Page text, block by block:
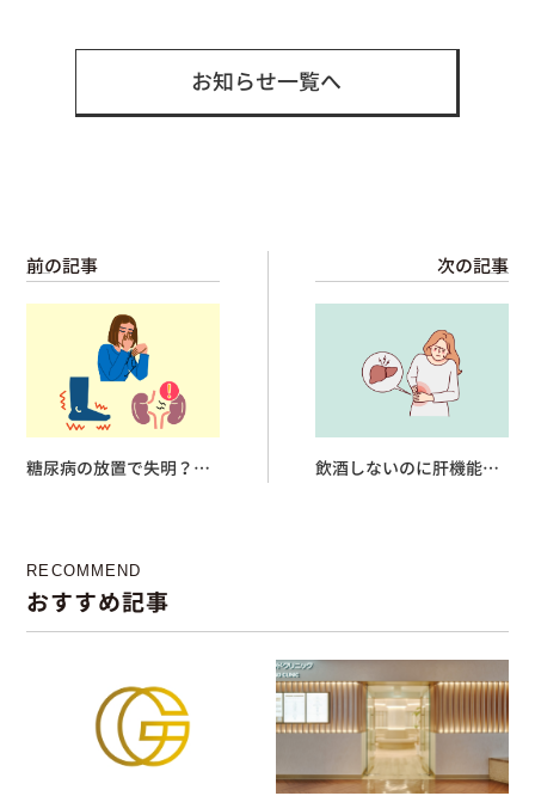
お知らせ一覧へ
前の記事
糖尿病の放置で失明？糖
次の記事
飲酒しないのに肝機能数
RECOMMEND
おすすめ記事